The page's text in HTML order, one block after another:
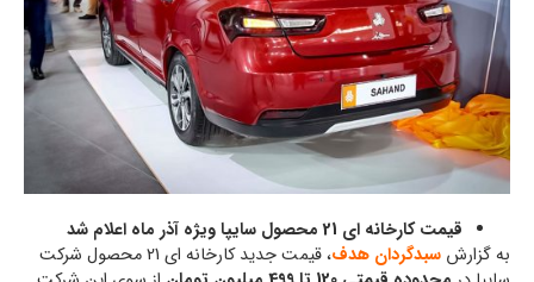
قیمت کارخانه ای 21 محصول سایپا ویژه آذر ماه اعلام شد
به گزارش سبدگردان هدف
، قیمت جدید کارخانه ای 21 محصول شرکت